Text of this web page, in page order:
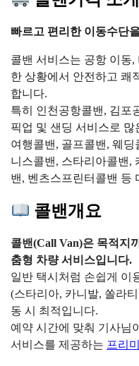
빠르고 편리한 이동수단
콜밴 서비스는 공항 이동
한 상황에서 안전하고 쾌
합니다.
특히 인천공항콜밴, 김포
픽업 및 샌딩 서비스로
여행콜밴, 골프콜밴, 웨
니스콜밴, 스타리아콜밴,
밴, 벤츠스프린터콜밴 등
콜밴개요
콜밴(Call Van)은 목적지
춤형 차량 서비스입니다.
일반 택시처럼 손쉽게 이
(스타리아, 카니발, 쏠라
동 시 최적입니다.
예약 시간에 맞춰 기사님
서비스를 제공하는 프리